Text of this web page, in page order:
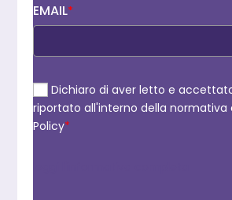
EMAIL*
Dichiaro di aver letto e
riportato all'interno della normativa
Policy*